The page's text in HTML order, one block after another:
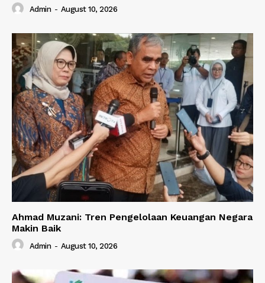
Admin - August 10, 2026
Ahmad Muzani: Tren Pengelolaan Keuangan Negara
Makin Baik
Admin - August 10, 2026